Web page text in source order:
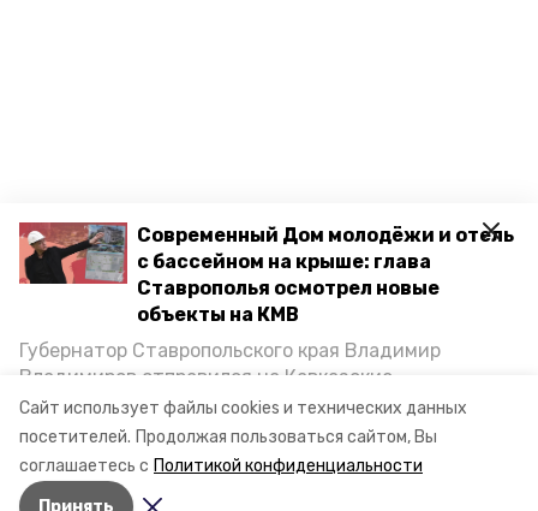
Сайт использует файлы cookies и технических данных
посетителей. Продолжая пользоваться сайтом, Вы
соглашаетесь с Политикой конфиденциальности
Принять
Современный Дом молодёжи и отель
с бассейном на крыше: глава
Ставрополья осмотрел новые
объекты на КМВ
Губернатор Ставропольского края Владимир
Владимиров отправился на Кавказские
Минеральные Воды, чтобы проинспектировать
строительство объектов в Кисловодске и
Минводах, а также выслушать предложения о
постройке новых точек притяжения для местных